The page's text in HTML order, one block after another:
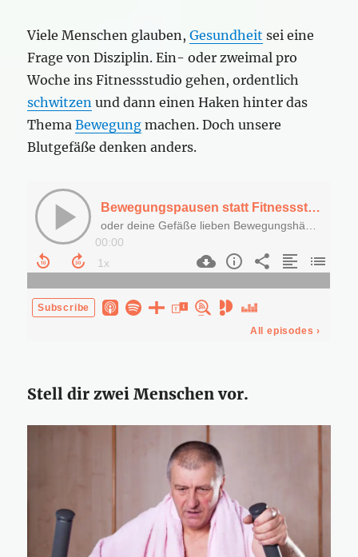
Viele Menschen glauben,Gesundheit sei eine
Frage von Disziplin. Ein- oder zweimal pro
Woche ins Fitnessstudio gehen, ordentlich
schwitzen und dann einen Haken hinter das
ThemaBewegung machen. Doch unsere
Blutgefäße denken anders.
Stell dir zwei Menschen vor.